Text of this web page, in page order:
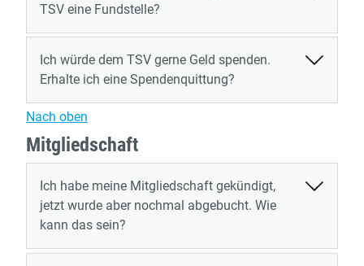
TSV eine Fundstelle?
Ich würde dem TSV gerne Geld spenden.
Erhalte ich eine Spendenquittung?
Nach oben
Mitgliedschaft
Ich habe meine Mitgliedschaft gekündigt,
jetzt wurde aber nochmal abgebucht. Wie
kann das sein?